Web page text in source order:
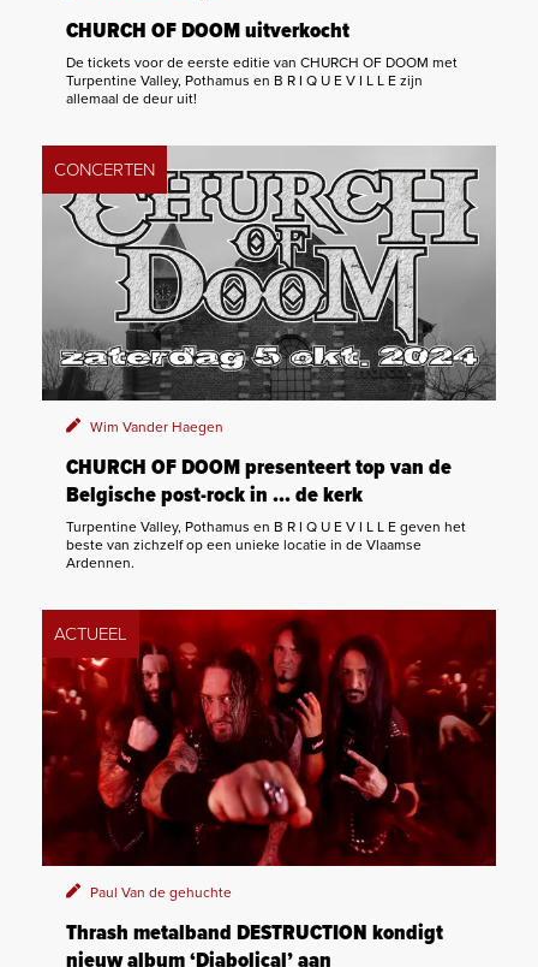
CHURCH OF DOOM uitverkocht
De tickets voor de eerste editie van CHURCH OF DOOM met
Turpentine Valley, Pothamus en B R I Q U E V I L L E zijn
allemaal de deur uit!
CONCERTEN
Wim Vander Haegen
CHURCH OF DOOM presenteert top van de
Belgische post-rock in ... de kerk
Turpentine Valley, Pothamus en B R I Q U E V I L L E geven het
beste van zichzelf op een unieke locatie in de Vlaamse
Ardennen.
ACTUEEL
Paul Van de gehuchte
Thrash metalband DESTRUCTION kondigt